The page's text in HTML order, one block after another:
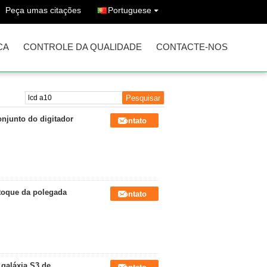
Peça umas citações Portuguese
CONTROLE DA QUALIDADE CONTACTE-NOS
do digitador
Contato
da polegada
Contato